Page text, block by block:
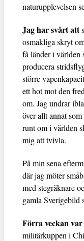
naturupplevelsen
Jag har svårt att
osmakliga skryt
få länder i världen
producera
större
ett hot mot den
om. Jag undrar
över allt annat
runt om i världen
mig att tvivla.
På min sena
där jag möter
med stegräknare
gamla Sverigebild
Förra veckan
militärkuppen i